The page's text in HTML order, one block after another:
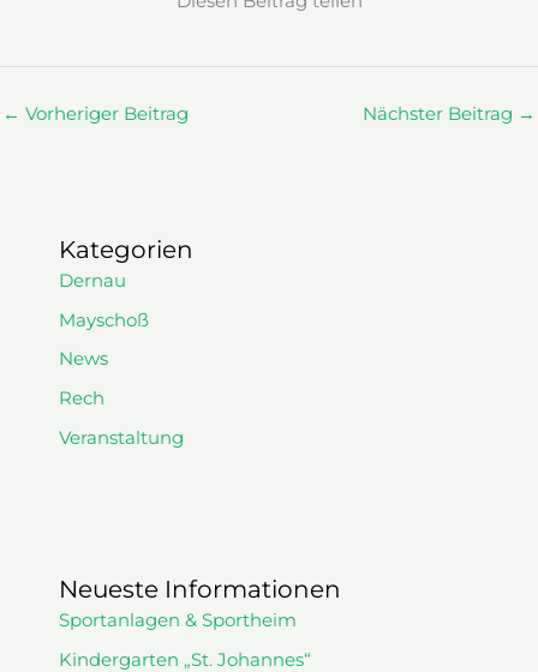
← Vorheriger Beitrag Nächster Beitrag →
Kategorien
Dernau
Mayschoß
News
Rech
Veranstaltung
Neueste Informationen
Sportanlagen & Sportheim
Kindergarten „St. Johannes“